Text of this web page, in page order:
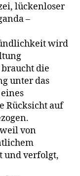
lückenloser
–
wird
die
unter das
Rücksicht auf
von
und verfolgt,